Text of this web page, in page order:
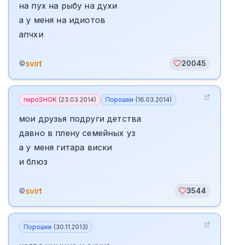
на пух на рыбу на духи
а у меня на идиотов
апчхи
©svirt 20045
пироSHOK (23.03.2014) Порошки (16.03.2014)
мои друзья подруги детства
давно в плену семейных уз
а у меня гитара виски
и блюз
©svirt 3544
Порошки (30.11.2013)